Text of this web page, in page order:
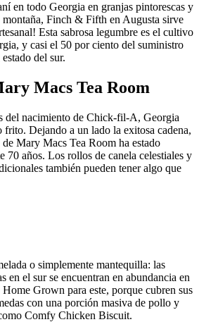
en todo Georgia en granjas pintorescas y
montaña, Finch & Fifth en Augusta sirve
Esta sabrosa legumbre es el cultivo
y casi el 50 por ciento del suministro
del sur.
Macs Tea Room
del nacimiento de Chick-fil-A, Georgia
Dejando a un lado la exitosa cadena,
Mary Macs Tea Room ha estado
70 años. Los rollos de canela celestiales y
también pueden tener algo que
o simplemente mantequilla: las
en el sur se encuentran en abundancia en
Home Grown para este, porque cubren sus
con una porción masiva de pollo y
Comfy Chicken Biscuit.